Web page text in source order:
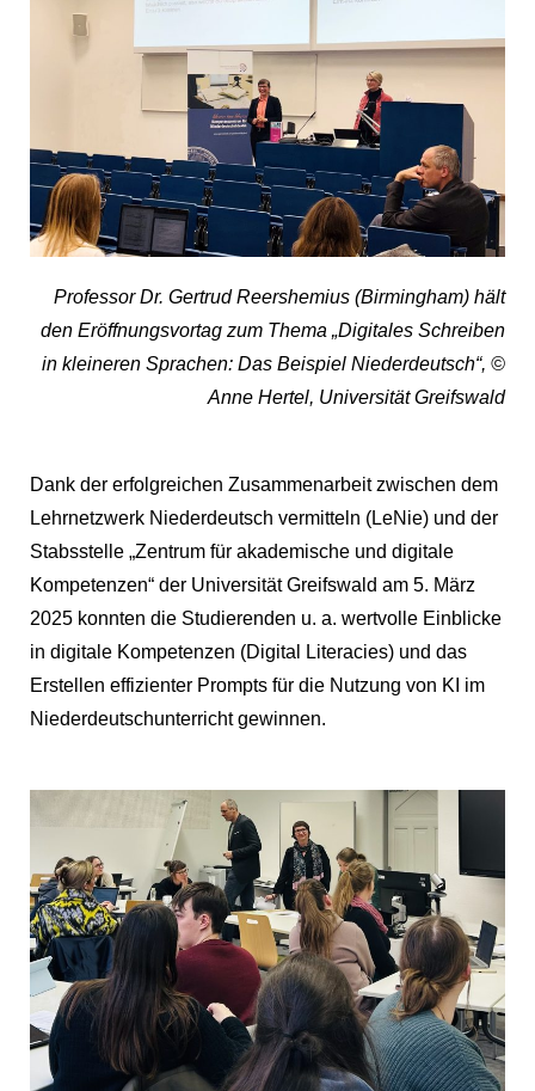
Professor Dr. Gertrud Reershemius (Birmingham) hält
den Eröffnungsvortag zum Thema „Digitales Schreiben
in kleineren Sprachen: Das Beispiel Niederdeutsch“, ©
Anne Hertel, Universität Greifswald
Dank der erfolgreichen Zusammenarbeit zwischen dem
Lehrnetzwerk Niederdeutsch vermitteln (LeNie) und der
Stabsstelle „Zentrum für akademische und digitale
Kompetenzen“ der Universität Greifswald am 5. März
2025 konnten die Studierenden u. a. wertvolle Einblicke
in digitale Kompetenzen (Digital Literacies) und das
Erstellen effizienter Prompts für die Nutzung von KI im
Niederdeutschunterricht gewinnen.